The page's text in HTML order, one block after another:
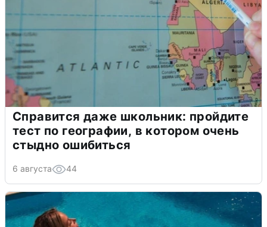
Справится даже школьник: пройдите
тест по географии, в котором очень
стыдно ошибиться
6 августа 44